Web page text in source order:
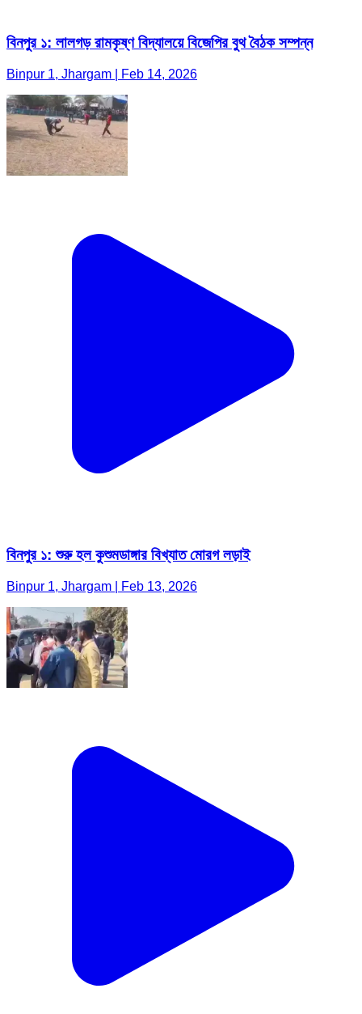
বিনপুর ১: লালগড় রামকৃষ্ণ বিদ্যালয়ে বিজেপির বুথ বৈঠক সম্পন্ন
Binpur 1, Jhargam | Feb 14, 2026
বিনপুর ১: শুরু হল কুশুমডাঙ্গার বিখ্যাত মোরগ লড়াই
Binpur 1, Jhargam | Feb 13, 2026